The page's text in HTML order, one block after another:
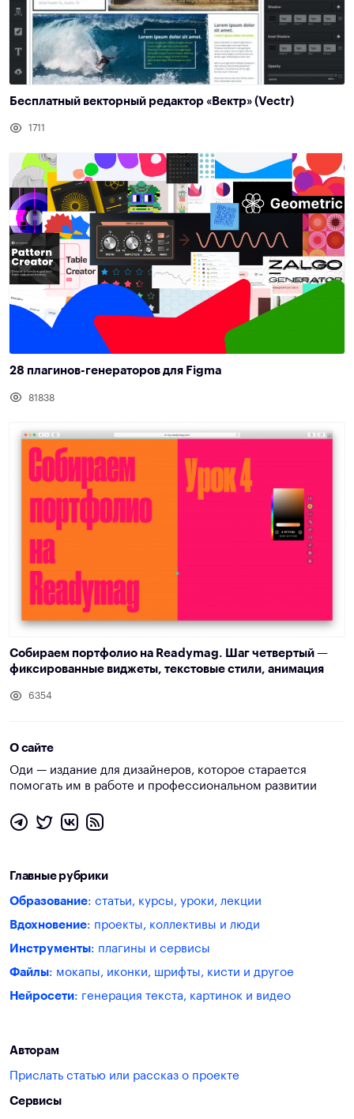
Бесплатный векторный редактор «Вектр» (Vectr)
1711
28 плагинов-генераторов для Figma
81838
Собираем портфолио на Readymag. Шаг четвертый —
фиксированные виджеты, текстовые стили, анимация
6354
О сайте
Оди — издание для дизайнеров, которое старается
помогать им в работе и профессиональном развитии
Главные рубрики
Образование: статьи, курсы, уроки, лекции
Вдохновение: проекты, коллективы и люди
Инструменты: плагины и сервисы
Файлы: мокапы, иконки, шрифты, кисти и другое
Нейросети: генерация текста, картинок и видео
Авторам
Прислать статью или рассказ о проекте
Сервисы